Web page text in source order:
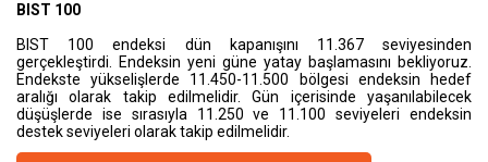
BIST 100
BIST 100 endeksi dün kapanışını 11.367seviyesinden
gerçekleştirdi. Endeksin yeni güne yatay başlamasını bekliyoruz.
Endekste yükselişlerde 11.450-11.500 bölgesi endeksin hedef
aralığı olarak takip edilmelidir. Gün içerisinde yaşanılabilecek
düşüşlerde ise sırasıyla 11.250 ve 11.100 seviyeleri endeksin
destek seviyeleri olarak takip edilmelidir.